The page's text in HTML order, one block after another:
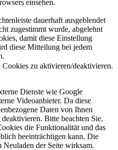
einsehen.
dauerhaft ausgeblendet
zugestimmt wurde, abgelehnt
damit diese Einstellung
diese Mitteilung bei jedem
zu aktivieren/deaktivieren.
Dienste wie Google
Videoanbieter. Da diese
Daten von Ihnen
Bitte beachten Sie,
die Funktionalität und das
beeinträchtigen kann. Die
der Seite wirksam.